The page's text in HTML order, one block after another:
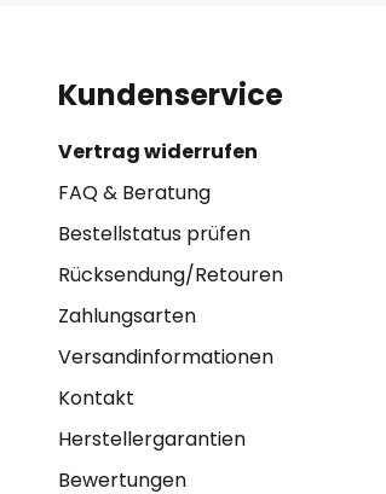
Kundenservice
Vertrag widerrufen
FAQ & Beratung
Bestellstatus prüfen
Rücksendung/Retouren
Zahlungsarten
Versandinformationen
Kontakt
Herstellergarantien
Bewertungen